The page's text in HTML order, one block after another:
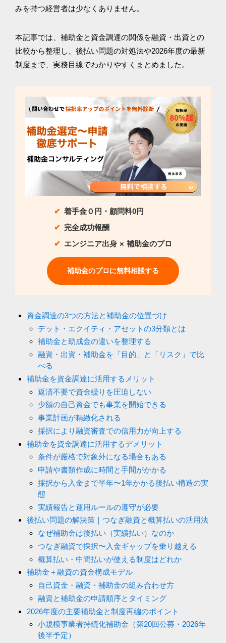
みを持つ経営者は少なくありません。
本記事では、補助金と資金調達の関係を融資・出資との
比較から整理し、後払い問題の対処法や2026年度の最新
制度まで、実務目線でわかりやすくまとめました。
着手金０円・顧問料0円
完全成功報酬
エンジニア出身 × 補助金のプロ
補助金のプロに無料相談する
資金調達の3つの方法と補助金の位置づけ
デット・エクイティ・アセットの3分類とは
補助金と助成金の違いを整理する
融資・出資・補助金を「目的」と「リスク」で比
べる
補助金を資金調達に活用するメリット
返済不要で資金繰りを圧迫しない
少額の自己資金でも事業を開始できる
事業計画が精緻化される
採択により融資審査での信用力が向上する
補助金を資金調達に活用するデメリット
条件が厳格で対象外になる場合もある
申請や書類作成に時間と手間がかかる
採択から入金まで半年〜1年かかる後払い構造の実
態
実績報告と運用ルールの遵守が必要
後払い問題の解決策｜つなぎ融資と概算払いの活用法
なぜ補助金は後払い（実績払い）なのか
つなぎ融資で採択〜入金ギャップを乗り越える
概算払い・中間払いが使える制度はどれか
補助金＋融資の資金構成モデル
自己資金・融資・補助金の組み合わせ方
融資と補助金の申請順序とタイミング
2026年度の主要補助金と制度再編のポイント
小規模事業者持続化補助金（第20回公募・2026年
後半予定）